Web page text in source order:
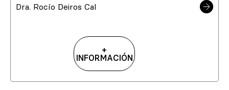
Dra. Rocío Deiros Cal
+
INFORMACIÓN